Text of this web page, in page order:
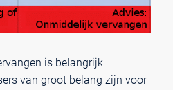
is belangrijk
van groot belang zijn voor